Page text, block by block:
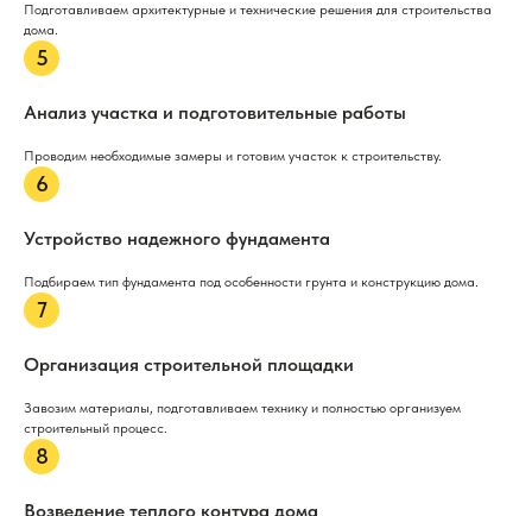
Подготавливаем архитектурные и технические решения для строительства
дома.
Анализ участка и подготовительные работы
Проводим необходимые замеры и готовим участок к строительству.
Устройство надежного фундамента
Подбираем тип фундамента под особенности грунта и конструкцию дома.
Организация строительной площадки
Завозим материалы, подготавливаем технику и полностью организуем
строительный процесс.
Возведение теплого контура дома